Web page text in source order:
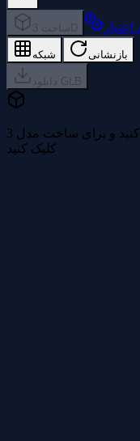
ساخت 3D
شبکه بازنشانی
دانلود GLB
تصویر آپلود کنید و برای ساخت مدل 3D با Trellis 2 روی 'ساخت 3D'
کلیک کنید